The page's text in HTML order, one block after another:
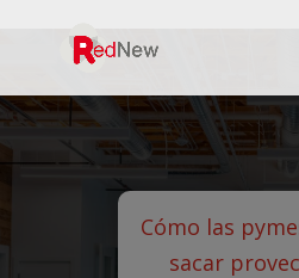
Cómo las
sacar